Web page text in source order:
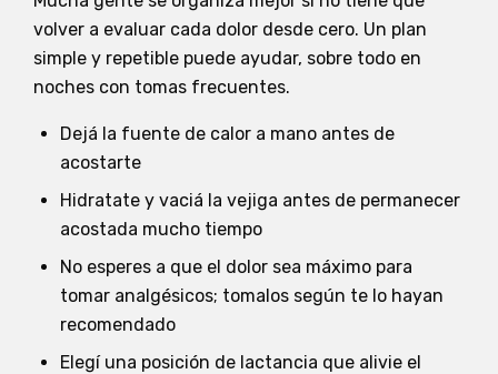
volver a evaluar cada dolor desde cero. Un plan
simple y repetible puede ayudar, sobre todo en
noches con tomas frecuentes.
Dejá la fuente de calor a mano antes de
acostarte
Hidratate y vaciá la vejiga antes de permanecer
acostada mucho tiempo
No esperes a que el dolor sea máximo para
tomar analgésicos; tomalos según te lo hayan
recomendado
Elegí una posición de lactancia que alivie el